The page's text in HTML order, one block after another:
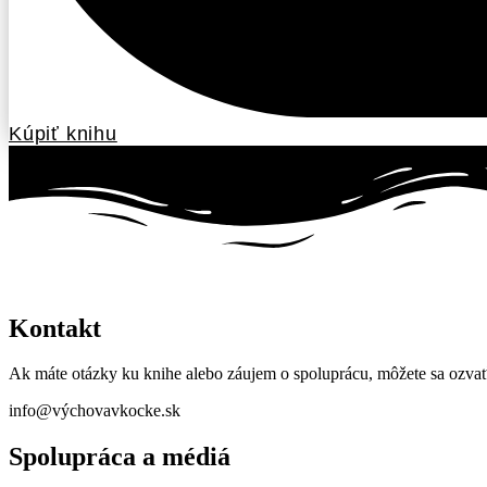
Kúpiť knihu
Kontakt
Ak máte otázky ku knihe alebo záujem o spoluprácu, môžete sa
info@výchovavkocke.sk
Spolupráca a médiá